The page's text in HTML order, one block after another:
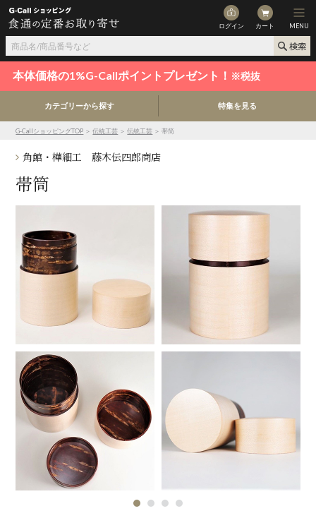
ログイン カート MENU
本体価格の1%G-Callポイントプレゼント！ ※税抜
カテゴリーから探す 特集を見る
G-CallショッピングTOP ＞伝統工芸 ＞伝統工芸 ＞ 帯筒
角館・樺細工 藤木伝四郎商店
帯筒